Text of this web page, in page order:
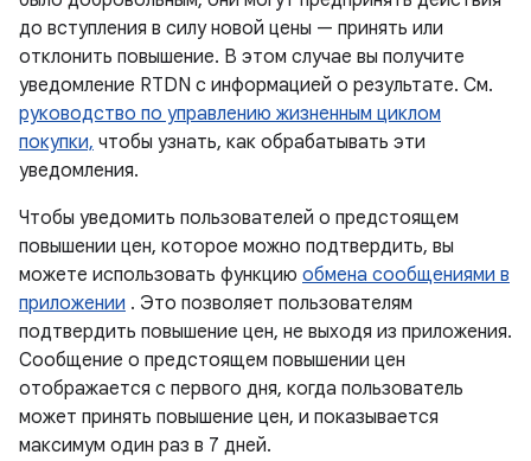
до вступления в силу новой цены — принять или
отклонить повышение. В этом случае вы получите
уведомление RTDN с информацией о результате. См.
руководство по управлению жизненным циклом
покупки, чтобы узнать, как обрабатывать эти
уведомления.
Чтобы уведомить пользователей о предстоящем
повышении цен, которое можно подтвердить, вы
можете использовать функцию обмена сообщениями в
приложении . Это позволяет пользователям
подтвердить повышение цен, не выходя из приложения.
Сообщение о предстоящем повышении цен
отображается с первого дня, когда пользователь
может принять повышение цен, и показывается
максимум один раз в 7 дней.